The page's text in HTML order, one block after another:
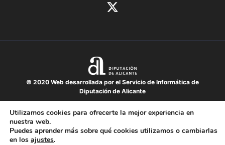
© 2020 Web desarrollada por el Servicio de Informática de
Diputación de Alicante
Aviso legal
Política de cookies
Utilizamos cookies para ofrecerte la mejor experiencia en
nuestra web.
Puedes aprender más sobre qué cookies utilizamos o cambiarlas
en los ajustes.